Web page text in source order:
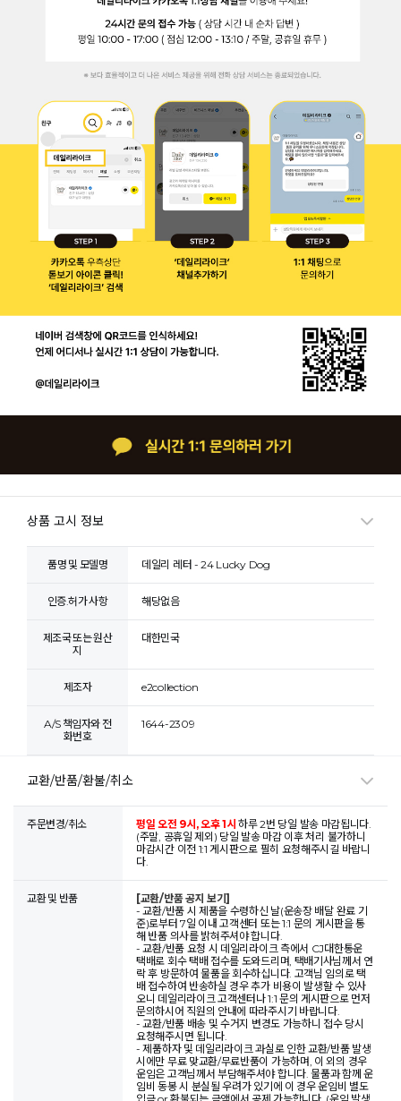
상품 고시 정보
품명 및 모델명 데일리 레터 - 24 Lucky Dog
인증.허가 사항 해당없음
제조국 또는 원산
지
대한민국
제조자 e2collection
A/S 책임자와 전
화번호
1644-2309
교환/반품/환불/취소
주문변경/취소 평일 오전 9시, 오후 1시하루 2번 당일 발송 마감됩니다.
(주말, 공휴일 제외) 당일 발송 마감 이후 처리 불가하니
마감시간 이전 1:1 게시판으로 필히 요청해주시길 바랍니
다.
교환 및 반품
[교환/반품 공지 보기]
- 교환/반품 시 제품을 수령하신 날(운송장 배달 완료 기
준)로부터 7일 이내 고객센터 또는 1:1 문의 게시판을 통
해 반품 의사를 밝혀주셔야 합니다.
- 교환/반품 요청 시 데일리라이크 측에서 CJ대한통운
택배로 회수 택배 접수를 도와드리며, 택배기사님께서 연
락 후 방문하여 물품을 회수하십니다. 고객님 임의로 택
배 접수하여 반송하실 경우 추가 비용이 발생할 수 있사
오니 데일리라이크 고객센터나 1:1 문의 게시판으로 먼저
문의하시어 직원의 안내에 따라주시기 바랍니다.
- 교환/반품 배송 및 수거지 변경도 가능하니 접수 당시
요청해주시면 됩니다.
- 제품하자 및 데일리라이크 과실로 인한 교환/반품 발생
시에만 무료 맞교환/무료반품이 가능하며, 이 외의 경우
운임은 고객님께서 부담해주셔야 합니다. 물품과 함께 운
임비 동봉 시 분실될 우려가 있기에 이 경우 운임비 별도